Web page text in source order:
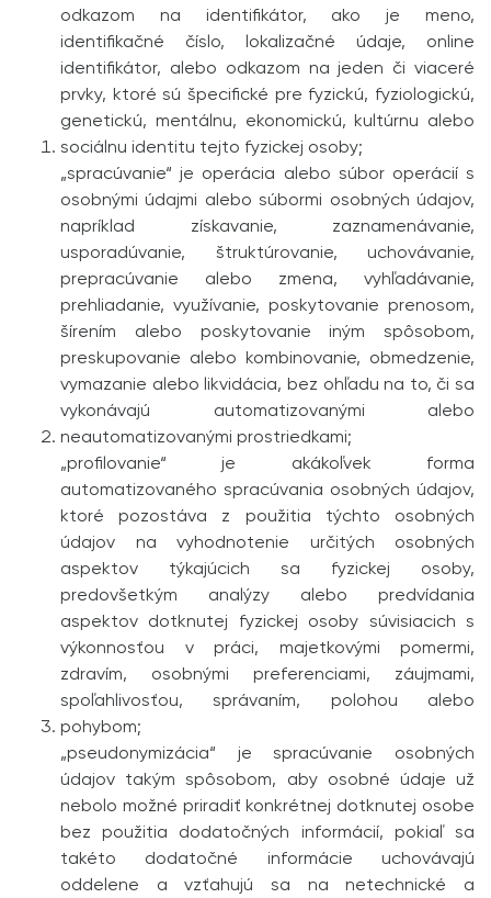
odkazom na identifikátor, ako je meno,
identifikačné číslo, lokalizačné údaje, online
identifikátor, alebo odkazom na jeden či viaceré
prvky, ktoré sú špecifické pre fyzickú, fyziologickú,
genetickú, mentálnu, ekonomickú, kultúrnu alebo
sociálnu identitu tejto fyzickej osoby;
„spracúvanie“ je operácia alebo súbor operácií s
osobnými údajmi alebo súbormi osobných údajov,
napríklad získavanie, zaznamenávanie,
usporadúvanie, štruktúrovanie, uchovávanie,
prepracúvanie alebo zmena, vyhľadávanie,
prehliadanie, využívanie, poskytovanie prenosom,
šírením alebo poskytovanie iným spôsobom,
preskupovanie alebo kombinovanie, obmedzenie,
vymazanie alebo likvidácia, bez ohľadu na to, či sa
vykonávajú automatizovanými alebo
neautomatizovanými prostriedkami;
„profilovanie“ je akákoľvek forma
automatizovaného spracúvania osobných údajov,
ktoré pozostáva z použitia týchto osobných
údajov na vyhodnotenie určitých osobných
aspektov týkajúcich sa fyzickej osoby,
predovšetkým analýzy alebo predvídania
aspektov dotknutej fyzickej osoby súvisiacich s
výkonnosťou v práci, majetkovými pomermi,
zdravím, osobnými preferenciami, záujmami,
spoľahlivosťou, správaním, polohou alebo
pohybom;
„pseudonymizácia“ je spracúvanie osobných
údajov takým spôsobom, aby osobné údaje už
nebolo možné priradiť konkrétnej dotknutej osobe
bez použitia dodatočných informácií, pokiaľ sa
takéto dodatočné informácie uchovávajú
oddelene a vzťahujú sa na netechnické a